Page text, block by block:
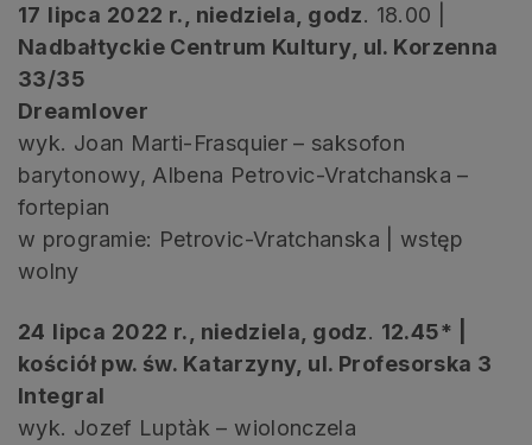
17 lipca 2022 r., niedziela, godz. 18.00 |
Nadbałtyckie Centrum Kultury, ul. Korzenna
33/35
Dreamlover
wyk. Joan Marti-Frasquier – saksofon
barytonowy, Albena Petrovic-Vratchanska –
fortepian
w programie: Petrovic-Vratchanska | wstęp
wolny
24 lipca 2022 r., niedziela, godz. 12.45* |
kościół pw. św. Katarzyny, ul. Profesorska 3
Integral
wyk. Jozef Luptàk – wiolonczela